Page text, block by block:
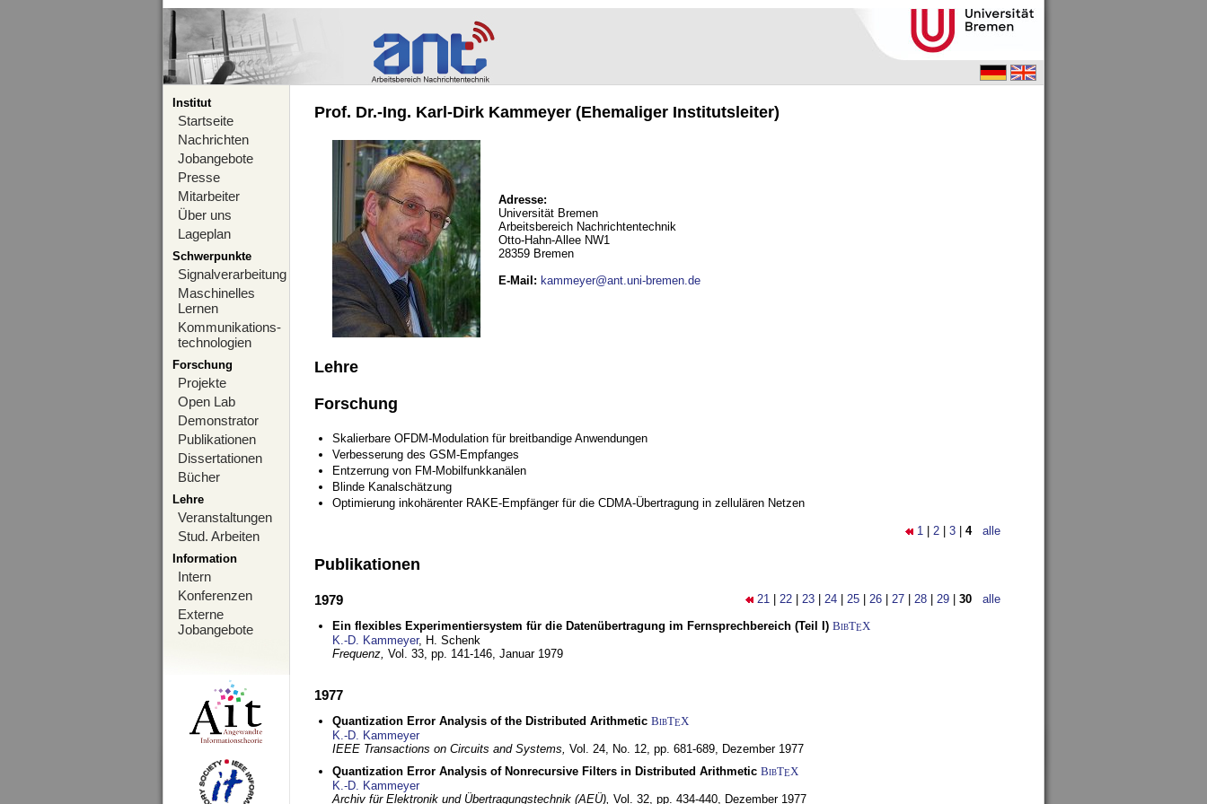
Institut
Startseite
Nachrichten
Jobangebote
Presse
Mitarbeiter
Über uns
Lageplan
Schwerpunkte
Signalverarbeitung
Maschinelles
Lernen
Kommunikations-
technologien
Forschung
Projekte
Open Lab
Demonstrator
Publikationen
Dissertationen
Bücher
Lehre
Veranstaltungen
Stud. Arbeiten
Information
Intern
Konferenzen
Externe
Jobangebote
Prof. Dr.-Ing. Karl-Dirk Kammeyer (Ehemaliger Institutsleiter)
Adresse:
Universität Bremen
Arbeitsbereich Nachrichtentechnik
Otto-Hahn-Allee NW1
28359 Bremen
E-Mail : kammeyer@ant.uni-bremen.de
Lehre
Forschung
Skalierbare OFDM-Modulation für breitbandige Anwendungen
Verbesserung des GSM-Empfanges
Entzerrung von FM-Mobilfunkkanälen
Blinde Kanalschätzung
Optimierung inkohärenter RAKE-Empfänger für die CDMA-Übertragung in zellulären Netzen
1 2 3 4 alle
Publikationen
21 22 23 24 25 26 27 28 29 30 alle
1979
Ein flexibles Experimentiersystem für die Datenübertragung im Fernsprechbereich (Teil I) BibTEX
K.-D. Kammeyer, H. Schenk
Frequenz, Vol. 33, pp. 141-146, Januar 1979
1977
Quantization Error Analysis of the Distributed Arithmetic BibTEX
K.-D. Kammeyer
IEEE Transactions on Circuits and Systems, Vol. 24, No. 12, pp. 681-689, Dezember 1977
Quantization Error Analysis of Nonrecursive Filters in Distributed Arithmetic BibTEX
K.-D. Kammeyer
Archiv für Elektronik und Übertragungstechnik (AEÜ), Vol. 32, pp. 434-440, Dezember 1977